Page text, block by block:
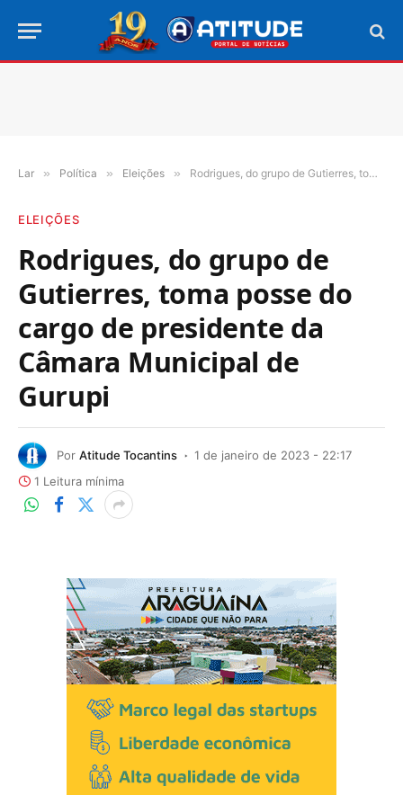
Lar » Política » Eleições » Rodrigues, do grupo de Gutierres, toma posse do cargo de presidente da Câmara Municipal de Gurupi
ELEIÇÕES
Rodrigues, do grupo de
Gutierres, toma posse do
cargo de presidente da
Câmara Municipal de
Gurupi
Por Atitude Tocantins
1 de janeiro de 2023 - 22:17
1 Leitura mínima